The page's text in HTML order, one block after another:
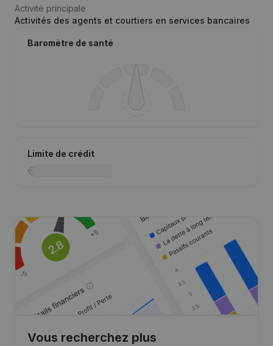
Activité principale
Activités des agents et courtiers en services bancaires
Baromètre de santé
Limite de crédit
Vous recherchez plus